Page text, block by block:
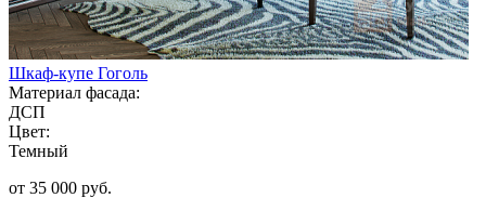
Шкаф-купе Гоголь
Материал фасада:
ДСП
Цвет:
Темный
от 35 000 руб.